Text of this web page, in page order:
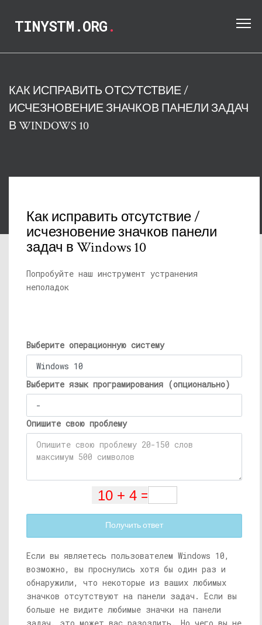
TINYSTM.ORG.
КАК ИСПРАВИТЬ ОТСУТСТВИЕ /
ИСЧЕЗНОВЕНИЕ ЗНАЧКОВ ПАНЕЛИ ЗАДАЧ
В WINDOWS 10
Как исправить отсутствие /
исчезновение значков панели
задач в Windows 10
Попробуйте наш инструмент устранения
неполадок
Выберите операционную систему
Выберите язык програмирования (опционально)
Опишите свою проблему
Получить ответ
Если вы являетесь пользователем Windows 10,
возможно, вы проснулись хотя бы один раз и
обнаружили, что некоторые из ваших любимых
значков отсутствуют на панели задач. Если вы
больше не видите любимые значки на панели